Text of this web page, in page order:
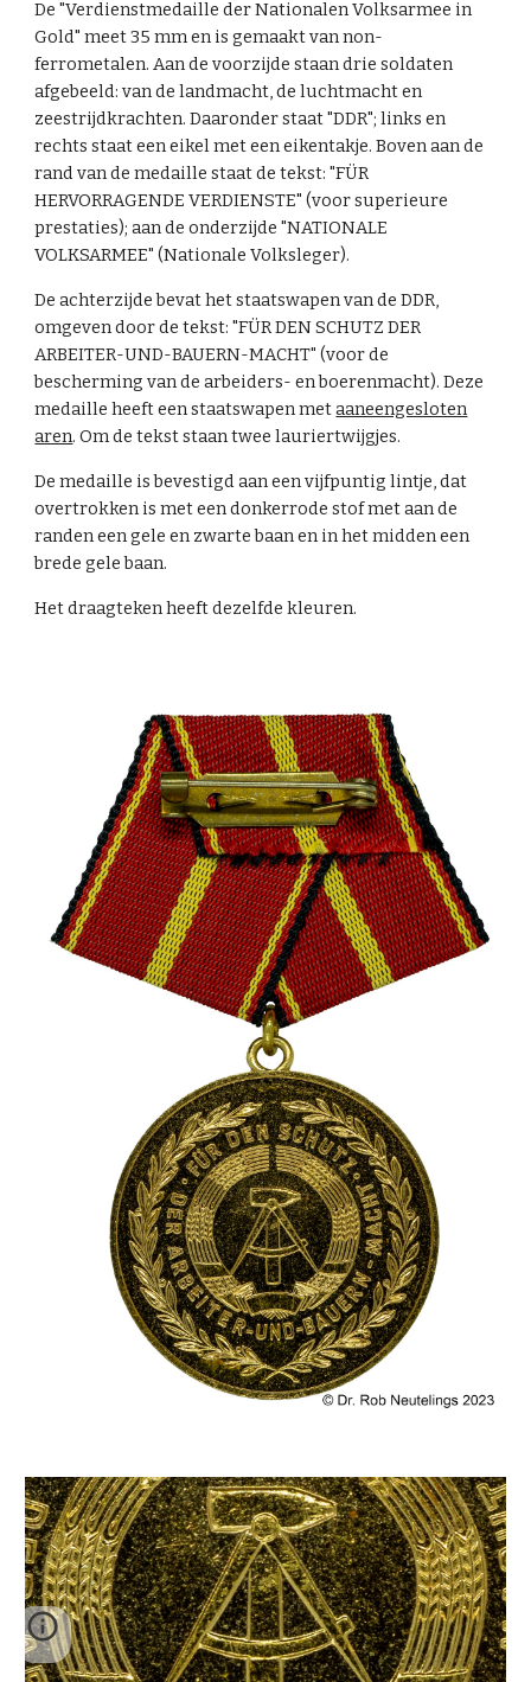
De "Verdienstmedaille der Nationalen Volksarmee in
Gold" meet 35 mm en is gemaakt van non-
ferrometalen. Aan de voorzijde staan drie soldaten
afgebeeld: van de landmacht, de luchtmacht en
zeestrijdkrachten. Daaronder staat "DDR"; links en
rechts staat een eikel met een eikentakje. Boven aan de
rand van de medaille staat de tekst: "FÜR
HERVORRAGENDE VERDIENSTE" (voor superieure
prestaties); aan de onderzijde "NATIONALE
VOLKSARMEE" (Nationale Volksleger).
De achterzijde bevat het staatswapen van de DDR,
omgeven door de tekst: "FÜR DEN SCHUTZ DER
ARBEITER-UND-BAUERN-MACHT" (voor de
bescherming van de arbeiders- en boerenmacht). Deze
medailleheeft een staatswapen metaaneengesloten
aren. Om de tekst staan twee lauriertwijgjes.
De medaille is bevestigd aan een vijfpuntig lintje, dat
overtrokken is met een donkerrode stof met aan de
randen een gele en zwarte baan en in het midden een
brede gele baan.
Het draagteken heeft dezelfde kleuren.